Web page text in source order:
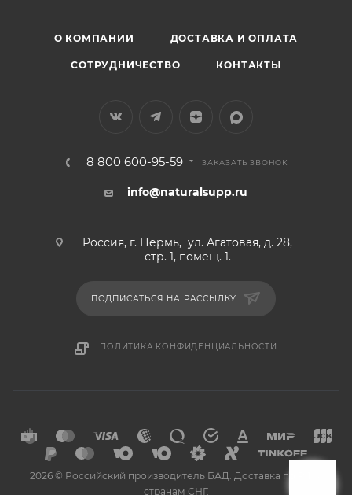
О КОМПАНИИ ДОСТАВКА И ОПЛАТА
СОТРУДНИЧЕСТВО КОНТАКТЫ
8 800 600-95-59 ЗАКАЗАТЬ ЗВОНОК
info@naturalsupp.ru
Россия, г. Пермь, ул. Агатовая, д. 28,
стр. 1, помещ. 1.
ПОДПИСАТЬСЯ НА РАССЫЛКУ
ПОЛИТИКА КОНФИДЕНЦИАЛЬНОСТИ
2026 © Российский производитель БАД. Доставка по РФ и
странам СНГ.